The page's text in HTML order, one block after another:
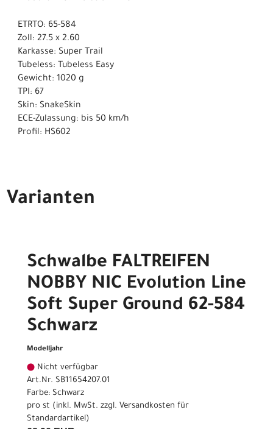
ETRTO: 65-584
Zoll: 27.5 x 2.60
Karkasse: Super Trail
Tubeless: Tubeless Easy
Gewicht: 1020 g
TPI: 67
Skin: SnakeSkin
ECE-Zulassung: bis 50 km/h
Profil: HS602
Varianten
Schwalbe FALTREIFEN
NOBBY NIC Evolution Line
Soft Super Ground 62-584
Schwarz
Modelljahr
Nicht verfügbar
Art.Nr. SB11654207.01
Farbe: Schwarz
pro st (inkl. MwSt. zzgl. Versandkosten für
Standardartikel)